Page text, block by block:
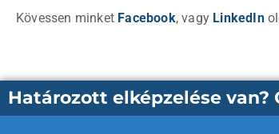
Kövessen minket Facebook, vagy LinkedIn
Határozott elképzelése